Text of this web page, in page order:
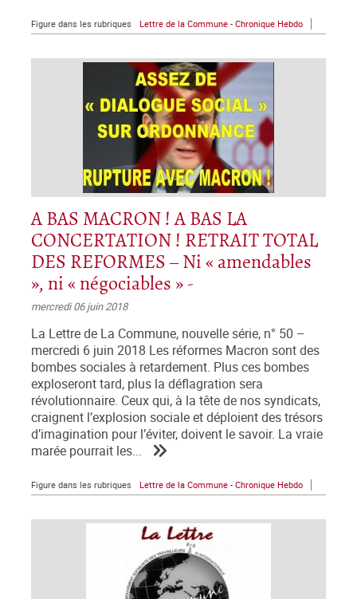
Figure dans les rubriques Lettre de la Commune - Chronique Hebdo
A BAS MACRON ! A BAS LA
CONCERTATION ! RETRAIT TOTAL
DES REFORMES – Ni « amendables
», ni « négociables » -
mercredi 06 juin 2018
La Lettre de La Commune, nouvelle série, n° 50 –
mercredi 6 juin 2018 Les réformes Macron sont des
bombes sociales à retardement. Plus ces bombes
exploseront tard, plus la déflagration sera
révolutionnaire. Ceux qui, à la tête de nos syndicats,
craignent l’explosion sociale et déploient des trésors
d’imagination pour l’éviter, doivent le savoir. La vraie
marée pourrait les...
Figure dans les rubriques Lettre de la Commune - Chronique Hebdo